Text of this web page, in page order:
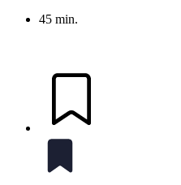
45 min.